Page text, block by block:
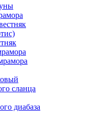
сланца
диабаза